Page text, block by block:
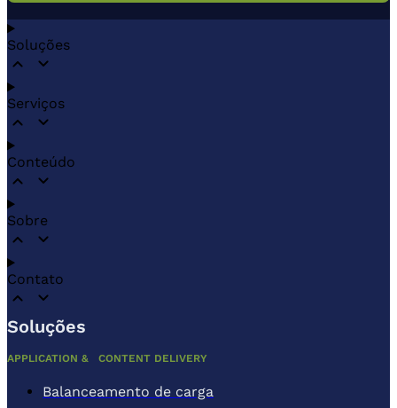
Soluções
Serviços
Conteúdo
Sobre
Contato
Soluções
APPLICATION & CONTENT DELIVERY
Balanceamento de carga